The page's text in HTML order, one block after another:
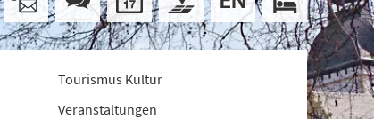
Tourismus Kultur
Veranstaltungen